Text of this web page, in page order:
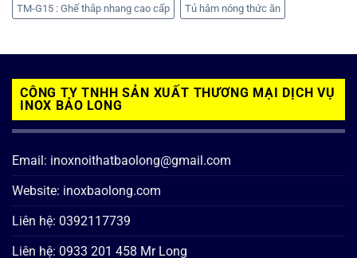
TM-G15 : Ghế thắp nhang cao cấp Tủ hâm nóng thức ăn
CÔNG TY TNHH SẢN XUẤT THƯƠNG MẠI DỊCH VỤ
INOX BẢO LONG
Email: inoxnoithatbaolong@gmail.com
Website: inoxbaolong.com
Liên hệ: 0392117739
Liên hệ: 0933 201 458 Mr Long